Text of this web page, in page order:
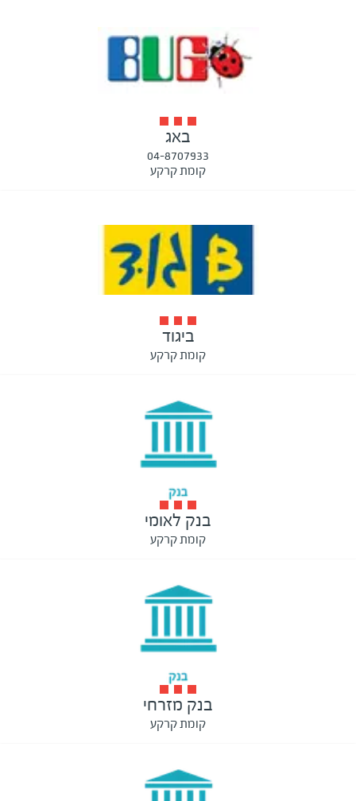
באג
04-8707933
קומת קרקע
ביגוד
קומת קרקע
בנק לאומי
קומת קרקע
בנק מזרחי
קומת קרקע